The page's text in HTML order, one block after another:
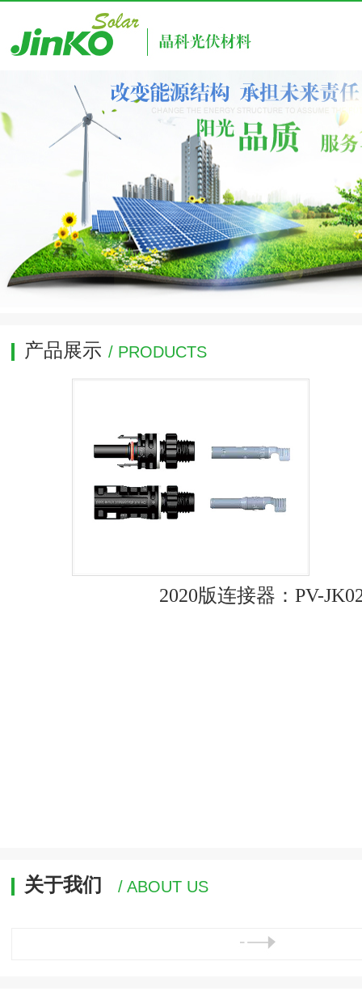
产品展示 / PRODUCTS
2020版连接器：
关于我们 / ABOUT US